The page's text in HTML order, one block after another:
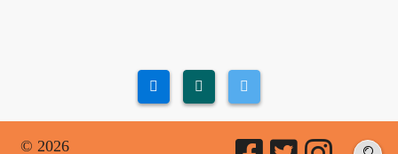
© 2026